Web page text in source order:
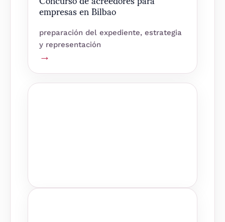
empresas en Bilbao
preparación del expediente, estrategia
y representación
→